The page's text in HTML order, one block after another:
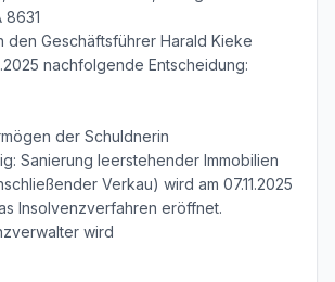
8631
den Geschäftsführer Harald Kieke
nachfolgende Entscheidung:
der Schuldnerin
Sanierung leerstehender Immobilien
Verkau) wird am 07.11.2025
Insolvenzverfahren eröffnet.
wird